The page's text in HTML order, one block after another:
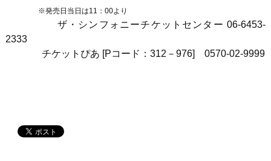
※発売日当日は11：00より
ザ・シンフォニーチケットセンター 06-6453-
2333
チケットぴあ [Pコード： 312 － 976] 0570-02-9999